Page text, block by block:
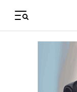
Menu